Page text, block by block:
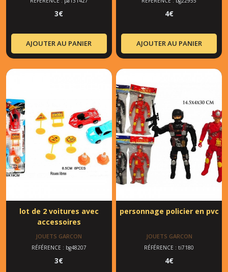
3€
AJOUTER AU PANIER
4€
AJOUTER AU PANIER
lot de 2 voitures avec
accessoires
JOUETS GARCON
RÉFÉRENCE : bg48207
3€
personnage policier en pvc
JOUETS GARCON
RÉFÉRENCE : ti7180
4€